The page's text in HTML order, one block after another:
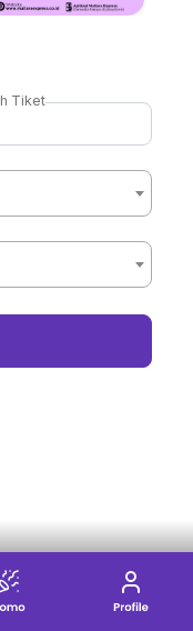
Tiket